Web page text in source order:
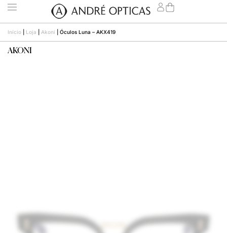
Início Loja Akoni Óculos Luna – AKX419
AKONI